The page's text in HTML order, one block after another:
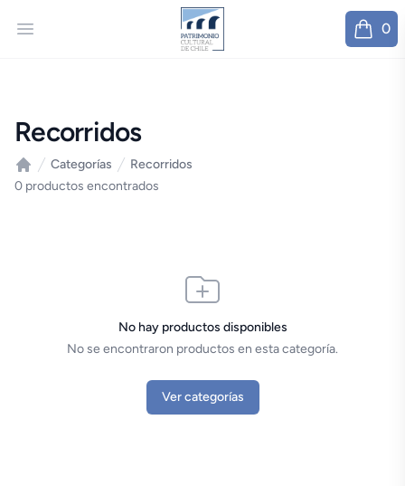
Open menu
Patrimonio
0
items
Recorridos
Inicio
Categorías
Recorridos
0 productos encontrados
No hay productos disponibles
No se encontraron productos en esta categoría.
Ver categorías